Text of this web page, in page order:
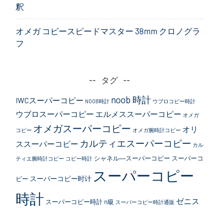
釈
オメガ コピースピードマスター 38mm クロノグラ
フ
タグ
IWCスーパーコピー NOOB時計 noob 時計 ウブロコピー時計
ウブロスーパーコピー エルメススーパーコピー オメガ
コピー オメガスーパーコピー オメガ腕時計コピー オリ
ススーパーコピー カルティエスーパーコピー カル
ティエ腕時計コピー コピー時計 シャネル―スーパーコピー スーパーコ
ピー スーパーコピー时计 スーパーコピー
時計 スーパーコピー時計 n級 スーパーコピー時計通販 ゼニス